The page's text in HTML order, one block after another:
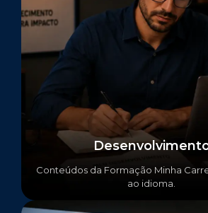
Conteúdos da Formação Minha
ao idioma.